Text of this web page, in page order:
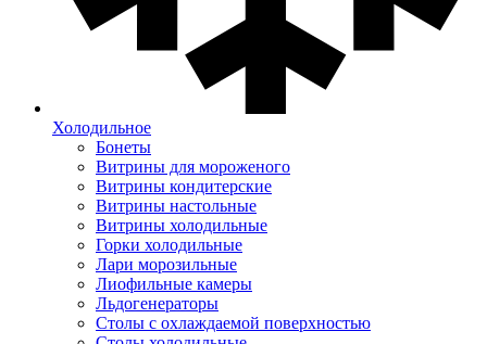
Холодильное
Бонеты
Витрины для мороженого
Витрины кондитерские
Витрины настольные
Витрины холодильные
Горки холодильные
Лари морозильные
Лиофильные камеры
Льдогенераторы
Столы с охлаждаемой поверхностью